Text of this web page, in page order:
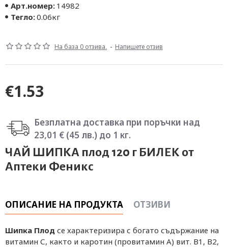
Арт.номер: 14982
Тегло:0.06кг
На база 0 отзива. - Напишете отзив
€1.53
Безплатна доставка при поръчки над
23,01 € (45 лв.) до 1 кг.
ЧАЙ ШИПКА плод 120 г БИЛЕК от
Аптеки Феникс
ОПИСАНИЕ НА ПРОДУКТА ОТЗИВИ
Шипка Плод се характеризира с богато съдържание на
витамин С, както и каротин (провитамин А) вит. В1, В2,